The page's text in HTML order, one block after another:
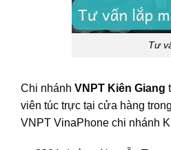
Tư
Chi nhánh VNPT Kiên Giang
viên túc trực tại cửa hàng
VNPT VinaPhone chi nhánh